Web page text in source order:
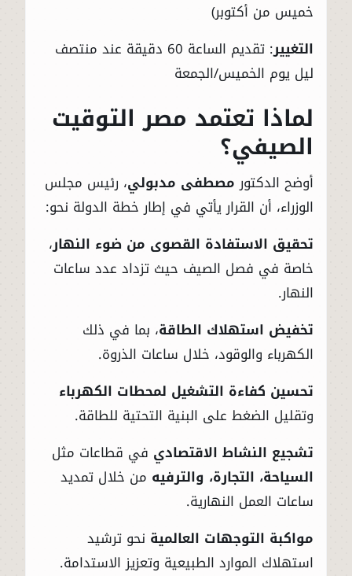
خميس من أكتوبر)
التغيير
: تقديم الساعة 60 دقيقة عند منتصف
ليل يوم الخميس/الجمعة
لماذا تعتمد مصر التوقيت
الصيفي؟
أوضح الدكتورمصطفى مدبولي، رئيس مجلس
الوزراء، أن القرار يأتي في إطار خطة الدولة نحو:
تحقيق الاستفادة القصوى من ضوء النهار،
خاصة في فصل الصيف حيث تزداد عدد ساعات
النهار.
تخفيض استهلاك الطاقة، بما في ذلك
الكهرباء والوقود، خلال ساعات الذروة.
تحسين كفاءة التشغيل لمحطات الكهرباء
وتقليل الضغط على البنية التحتية للطاقة.
تشجيع النشاط الاقتصادي في قطاعات مثل
السياحة، التجارة، والترفيه من خلال تمديد
ساعات العمل النهارية.
مواكبة التوجهات العالمية نحو ترشيد
استهلاك الموارد الطبيعية وتعزيز الاستدامة.